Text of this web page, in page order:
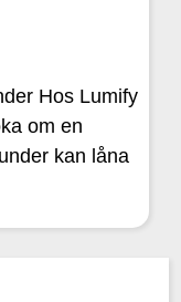
Hos Lumify
om en
kan låna